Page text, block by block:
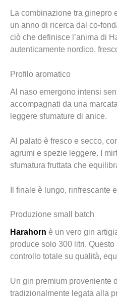
La combinazione tra ginepro
un anno di ricerca dal co-
ciò che definisce l’anima di
autenticamente nordico,
Profilo aromatico
Al naso emergono intensi
accompagnati da una
leggere sfumature di anice.
Al palato è fresco e secco,
agrumi e spezie leggere. I
sfumatura fruttata che
Il finale è lungo, rinfrescante
Produzione small batch
Harahorn è un vero gin
produce solo 300 litri.
controllo totale su qualità,
Un gin premium proveniente
tradizionalmente legata alla